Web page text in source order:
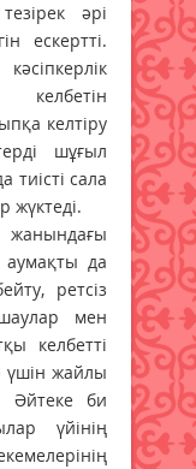
әрі
ескертті.
келтіру
шұғыл
сала
жүктеді.
да
ретсіз
мен
келбетті
үшін жайлы
Әйтеке би
үйінің